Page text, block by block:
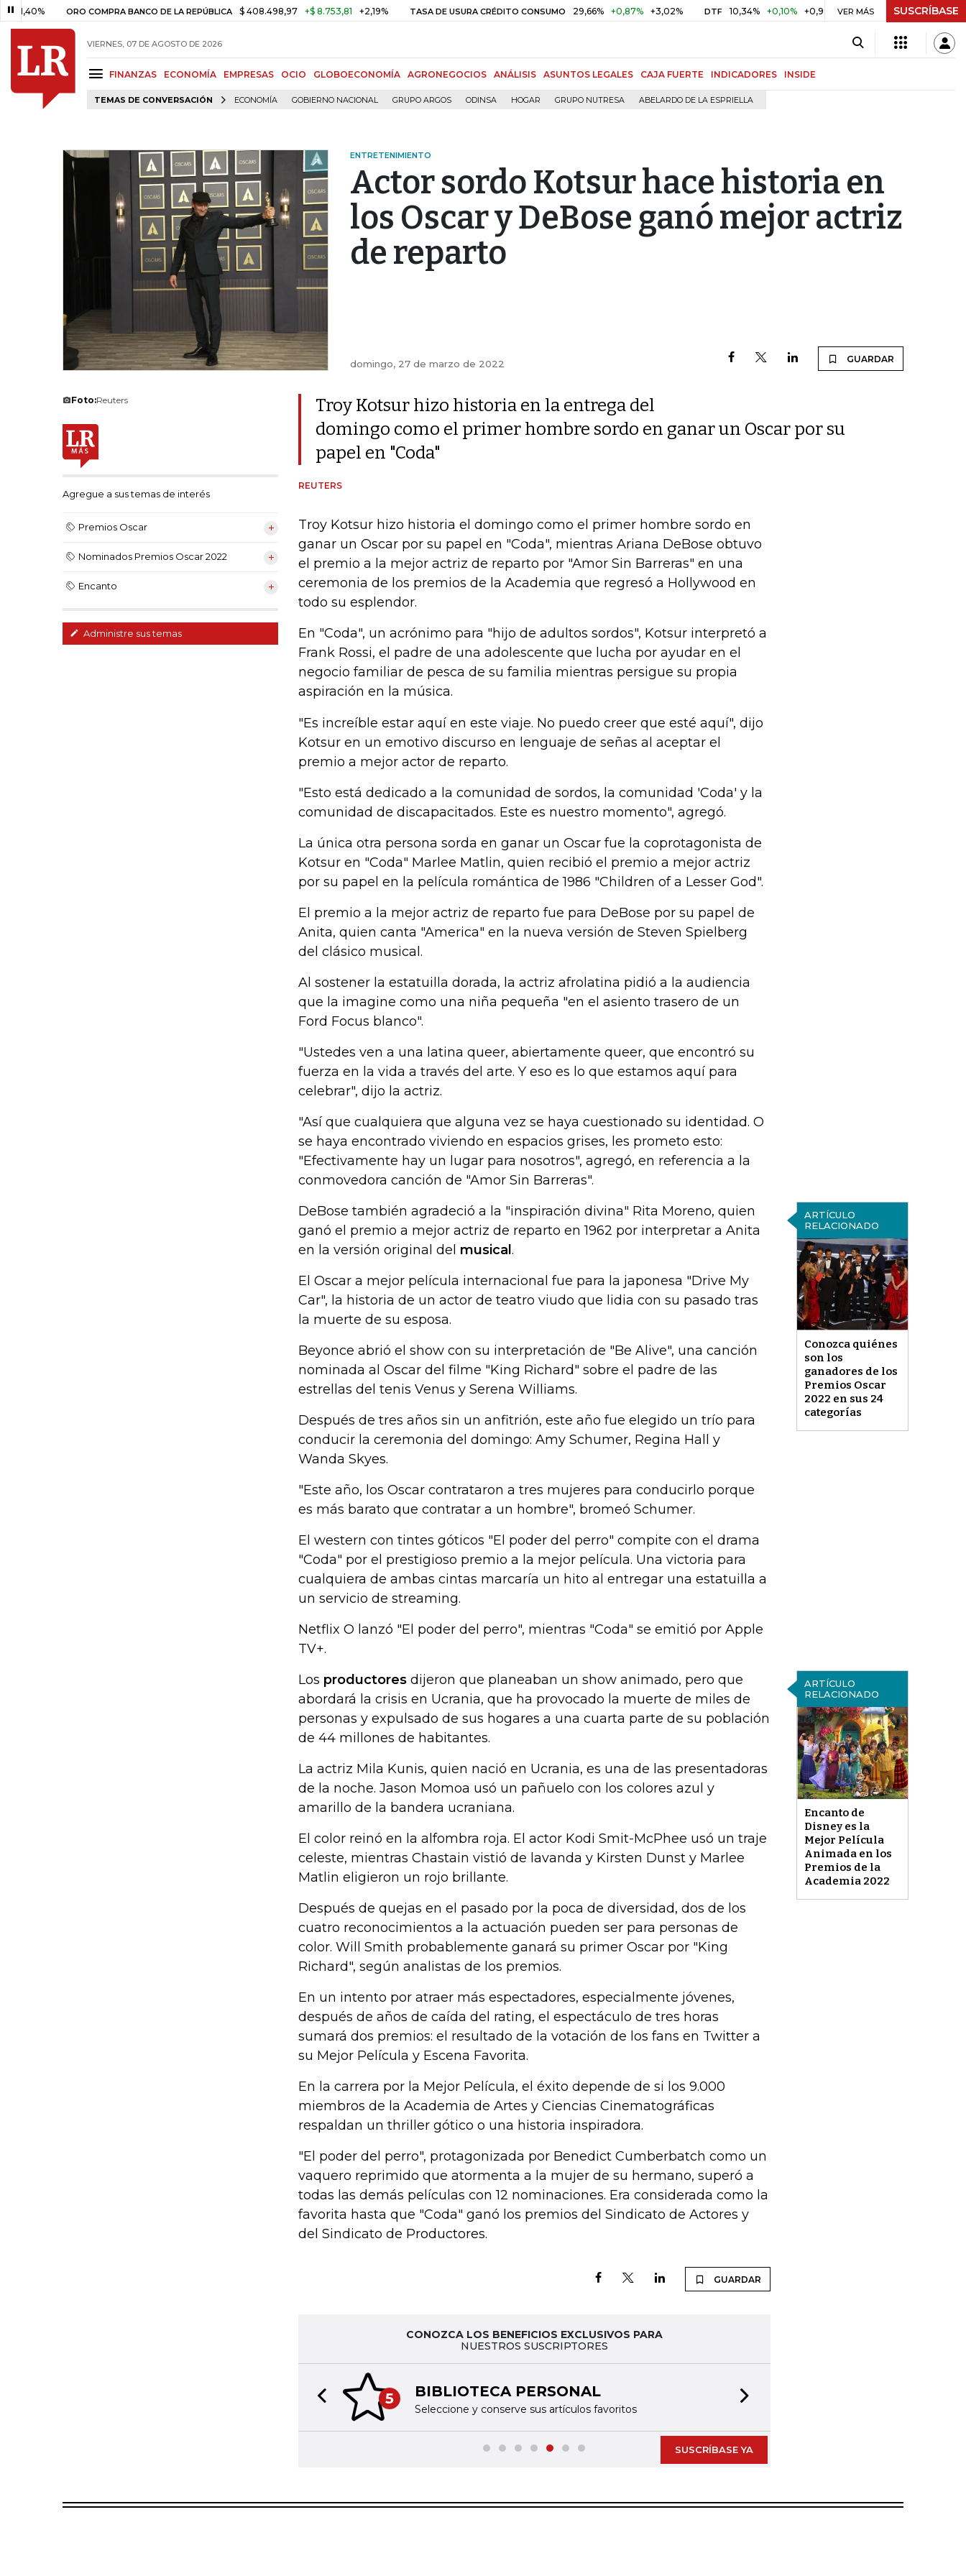
ORO COMPRA BANCO DE LA REPÚBLICA $ 408.498,97 +$ 8.753,81 +2,19% TASA DE USURA CRÉDITO CONSUMO 29,66% +0,87% +3,02% DTF 10,34% +0,10% +0,98% UVR $ 416,91 +$ 0,05 +0,01%
VER MÁS SUSCRÍBASE
VIERNES, 07 DE AGOSTO DE 2026
FINANZAS ECONOMÍA EMPRESAS OCIO GLOBOECONOMÍA AGRONEGOCIOS ANÁLISIS ASUNTOS LEGALES CAJA FUERTE INDICADORES INSIDE
TEMAS DE CONVERSACIÓN ECONOMÍA GOBIERNO NACIONAL GRUPO ARGOS ODINSA HOGAR GRUPO NUTRESA ABELARDO DE LA ESPRIELLA
ENTRETENIMIENTO
Actor sordo Kotsur hace historia en
los Oscar y DeBose ganó mejor actriz
de reparto
domingo, 27 de marzo de 2022 GUARDAR
Foto:Reuters
Agregue a sus temas de interés
Premios Oscar
Nominados Premios Oscar 2022
Encanto
Administre sus temas
Troy Kotsur hizo historia en la entrega del
domingo como el primer hombre sordo en ganar un Oscar por su
papel en "Coda"
REUTERS
Troy Kotsur hizo historia el domingo como el primer hombre sordo en
ganar un Oscar por su papel en "Coda", mientras Ariana DeBose obtuvo
el premio a la mejor actriz de reparto por "Amor Sin Barreras" en una
ceremonia de los premios de la Academia que regresó a Hollywood en
todo su esplendor.
En "Coda", un acrónimo para "hijo de adultos sordos", Kotsur interpretó a
Frank Rossi, el padre de una adolescente que lucha por ayudar en el
negocio familiar de pesca de su familia mientras persigue su propia
aspiración en la música.
"Es increíble estar aquí en este viaje. No puedo creer que esté aquí", dijo
Kotsur en un emotivo discurso en lenguaje de señas al aceptar el
premio a mejor actor de reparto.
"Esto está dedicado a la comunidad de sordos, la comunidad 'Coda' y la
comunidad de discapacitados. Este es nuestro momento", agregó.
La única otra persona sorda en ganar un Oscar fue la coprotagonista de
Kotsur en "Coda" Marlee Matlin, quien recibió el premio a mejor actriz
por su papel en la película romántica de 1986 "Children of a Lesser God".
El premio a la mejor actriz de reparto fue para DeBose por su papel de
Anita, quien canta "America" en la nueva versión de Steven Spielberg
del clásico musical.
Al sostener la estatuilla dorada, la actriz afrolatina pidió a la audiencia
que la imagine como una niña pequeña "en el asiento trasero de un
Ford Focus blanco".
"Ustedes ven a una latina queer, abiertamente queer, que encontró su
fuerza en la vida a través del arte. Y eso es lo que estamos aquí para
celebrar", dijo la actriz.
"Así que cualquiera que alguna vez se haya cuestionado su identidad. O
se haya encontrado viviendo en espacios grises, les prometo esto:
"Efectivamente hay un lugar para nosotros", agregó, en referencia a la
conmovedora canción de "Amor Sin Barreras".
ARTÍCULO
RELACIONADO
Conozca quiénes
son los
ganadores de los
Premios Oscar
2022 en sus 24
categorías
DeBose también agradeció a la "inspiración divina" Rita Moreno, quien
ganó el premio a mejor actriz de reparto en 1962 por interpretar a Anita
en la versión original del musical .
El Oscar a mejor película internacional fue para la japonesa "Drive My
Car", la historia de un actor de teatro viudo que lidia con su pasado tras
la muerte de su esposa.
Beyonce abrió el show con su interpretación de "Be Alive", una canción
nominada al Oscar del filme "King Richard" sobre el padre de las
estrellas del tenis Venus y Serena Williams.
Después de tres años sin un anfitrión, este año fue elegido un trío para
conducir la ceremonia del domingo: Amy Schumer, Regina Hall y
Wanda Skyes.
"Este año, los Oscar contrataron a tres mujeres para conducirlo porque
es más barato que contratar a un hombre", bromeó Schumer.
El western con tintes góticos "El poder del perro" compite con el drama
"Coda" por el prestigioso premio a la mejor película. Una victoria para
cualquiera de ambas cintas marcaría un hito al entregar una estatuilla a
un servicio de streaming.
Netflix O lanzó "El poder del perro", mientras "Coda" se emitió por Apple
TV+.
ARTÍCULO
RELACIONADO
Encanto de
Disney es la
Mejor Película
Animada en los
Premios de la
Academia 2022
Los productores dijeron que planeaban un show animado, pero que
abordará la crisis en Ucrania, que ha provocado la muerte de miles de
personas y expulsado de sus hogares a una cuarta parte de su población
de 44 millones de habitantes.
La actriz Mila Kunis, quien nació en Ucrania, es una de las presentadoras
de la noche. Jason Momoa usó un pañuelo con los colores azul y
amarillo de la bandera ucraniana.
El color reinó en la alfombra roja. El actor Kodi Smit-McPhee usó un traje
celeste, mientras Chastain vistió de lavanda y Kirsten Dunst y Marlee
Matlin eligieron un rojo brillante.
Después de quejas en el pasado por la poca de diversidad, dos de los
cuatro reconocimientos a la actuación pueden ser para personas de
color. Will Smith probablemente ganará su primer Oscar por "King
Richard", según analistas de los premios.
En un intento por atraer más espectadores, especialmente jóvenes,
después de años de caída del rating, el espectáculo de tres horas
sumará dos premios: el resultado de la votación de los fans en Twitter a
su Mejor Película y Escena Favorita.
En la carrera por la Mejor Película, el éxito depende de si los 9.000
miembros de la Academia de Artes y Ciencias Cinematográficas
respaldan un thriller gótico o una historia inspiradora.
"El poder del perro", protagonizada por Benedict Cumberbatch como un
vaquero reprimido que atormenta a la mujer de su hermano, superó a
todas las demás películas con 12 nominaciones. Era considerada como la
favorita hasta que "Coda" ganó los premios del Sindicato de Actores y
del Sindicato de Productores.
GUARDAR
CONOZCA LOS BENEFICIOS EXCLUSIVOS PARA
NUESTROS SUSCRIPTORES
5 BIBLIOTECA PERSONAL
Seleccione y conserve sus artículos favoritos
Previous slide
SUSCRÍBASE YA